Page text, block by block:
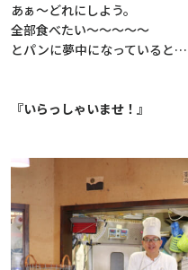
あぁ～どれにしよう。
全部食べたい～～～～～
とパンに夢中になっていると…
『いらっしゃいませ！』